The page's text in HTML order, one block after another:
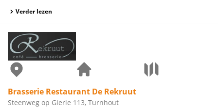
Verder lezen
Brasserie Restaurant De Rekruut
Steenweg op Gierle 113, Turnhout